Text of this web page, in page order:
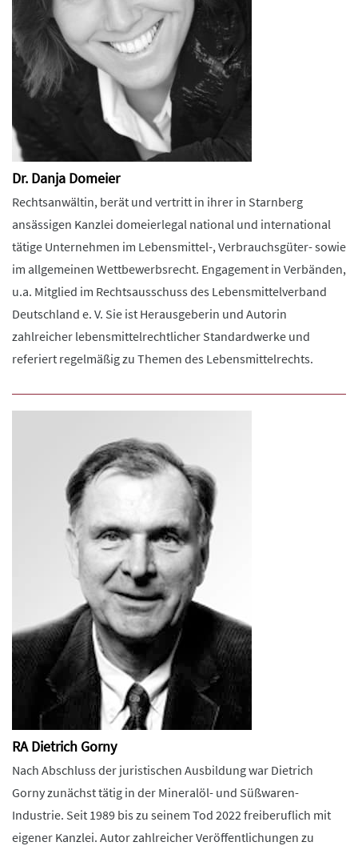
Dr. Danja Domeier
Rechtsanwältin, berät und vertritt in ihrer in Starnberg
ansässigen Kanzlei domeierlegal national und international
tätige Unternehmen im Lebensmittel-, Verbrauchsgüter- sowie
im allgemeinen Wettbewerbsrecht. Engagement in Verbänden,
u.a. Mitglied im Rechtsausschuss des Lebensmittelverband
Deutschland e. V. Sie ist Herausgeberin und Autorin
zahlreicher lebensmittelrechtlicher Standardwerke und
referiert regelmäßig zu Themen des Lebensmittelrechts.
RA Dietrich Gorny
Nach Abschluss der juristischen Ausbildung war Dietrich
Gorny zunächst tätig in der Mineralöl- und Süßwaren-
Industrie. Seit 1989 bis zu seinem Tod 2022 freiberuflich mit
eigener Kanzlei. Autor zahlreicher Veröffentlichungen zu